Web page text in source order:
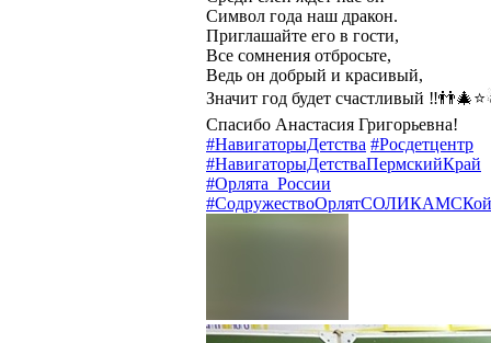
Символ года наш дракон.
Приглашайте его в гости,
Все сомнения отбросьте,
Ведь он добрый и красивый,
Значит год будет счастливый
Спасибо Анастасия Григорьевна!
#НавигаторыДетства #Росдетцентр
#НавигаторыДетстваПермскийКрай
#Орлята_России
#СодружествоОрлятСОЛИКАМСКой